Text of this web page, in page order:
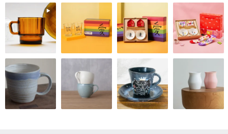
(Ten years old pieces: that after more than a decade quenching
time to practice, in good condition and a limited number of items or
antiques.)
● subscript online store can enjoy free shipping stores can we offer
pickup service
Origin / manufacturing methods
Made in Italy